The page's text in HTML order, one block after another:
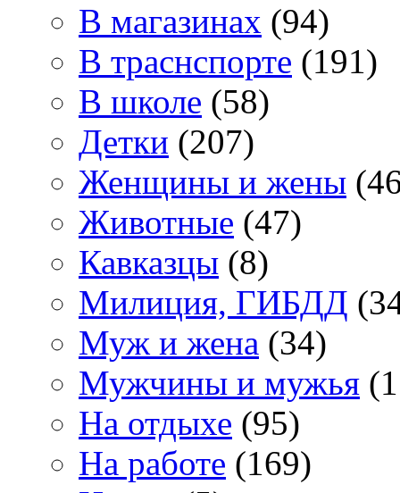
В магазинах (94)
В траснспорте (191)
В школе (58)
Детки (207)
Женщины и жены
Животные (47)
Кавказцы (8)
Милиция, ГИБДД
Муж и жена (34)
Мужчины и мужья
На отдыхе (95)
На работе (169)